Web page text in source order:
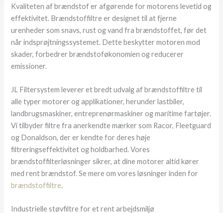
Kvaliteten af brændstof er afgørende for motorens levetid og
effektivitet. Brændstoffiltre er designet til at fjerne
urenheder som snavs, rust og vand fra brændstoffet, før det
når indsprøjtningssystemet. Dette beskytter motoren mod
skader, forbedrer brændstoføkonomien og reducerer
emissioner.
JL Filtersystem leverer et bredt udvalg af brændstoffiltre til
alle typer motorer og applikationer, herunder lastbiler,
landbrugsmaskiner, entreprenørmaskiner og maritime fartøjer.
Vi tilbyder filtre fra anerkendte mærker som Racor, Fleetguard
og Donaldson, der er kendte for deres høje
filtreringseffektivitet og holdbarhed. Vores
brændstoffilterløsninger sikrer, at dine motorer altid kører
med rent brændstof. Se mere om vores løsninger inden for
brændstoffiltre.
Industrielle støvfiltre for et rent arbejdsmiljø